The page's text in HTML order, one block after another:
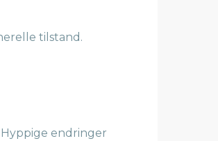
tilstand.
endringer